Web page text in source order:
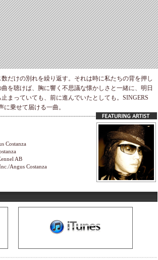
だけの別れを繰り返す。それは時に私たちの背を押し
を聴けば、胸に響く不思議な懐かしさと一緒に、明日
まっていても、前に進んでいたとしても。SINGERS
乗せて届ける一曲。
Costanza
AB
Angus Costanza